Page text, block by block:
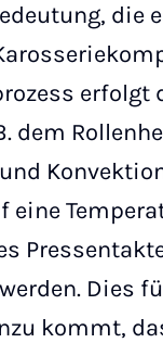
die
erfolgt
dem
Dies
kommt,